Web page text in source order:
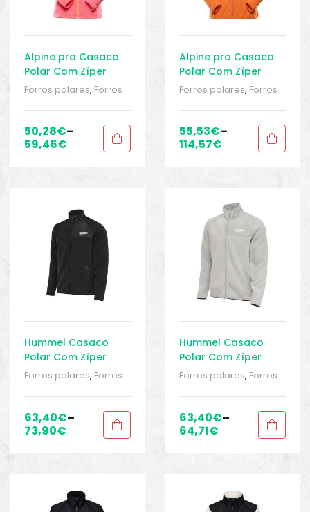
Alpine pro Casaco
Polar Com Zíper
Golla
Forros polares, Forros
RUNNING,running /
Corrida,Sport Gears,
50,28€–
59,46€
Alpine pro Casaco
Polar Com Zíper
Nolla
Forros polares, Forros
RUNNING,running /
Corrida,Sport Gears,
55,53€–
114,57€
Hummel Casaco
Polar Com Zíper
Charla
Forros polares, Forros
RUNNING,running /
Corrida,Sport Gears,
63,40€–
73,90€
Hummel Casaco
Polar Com Zíper
Charla
Forros polares, Forros
RUNNING,running /
Corrida, Sport Gears,
63,40€–
64,71€